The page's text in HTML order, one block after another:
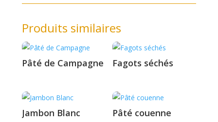
Produits similaires
Pâté de Campagne Fagots séchés
Jambon Blanc Pâté couenne